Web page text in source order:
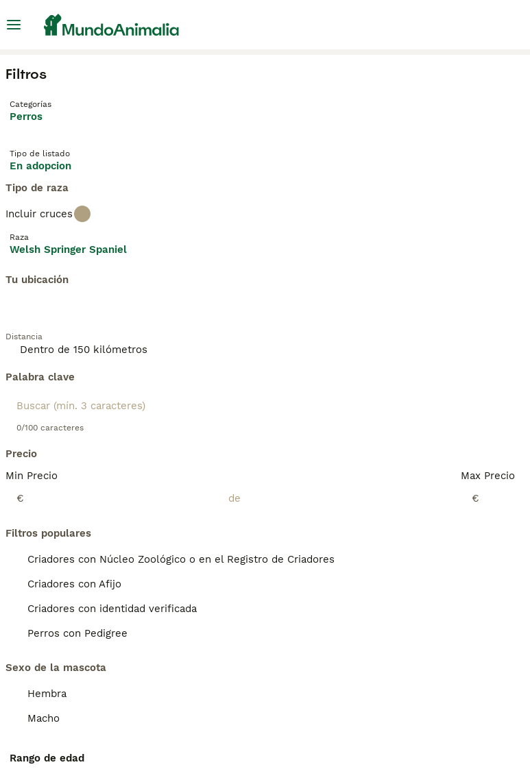
Filtros
Categorías
Perros
Tipo de listado
En adopcion
Tipo de raza
Incluir cruces
Raza
Welsh Springer Spaniel
Tu ubicación
Distancia
Palabra clave
0/100 caracteres
Precio
Min Precio
€
Max Precio
€
Filtros populares
Criadores con Núcleo Zoológico o en el Registro de Criadores
Criadores con Afijo
Criadores con identidad verificada
Perros con Pedigree
Sexo de la mascota
Hembra
Macho
Rango de edad